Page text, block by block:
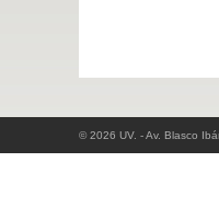
© 2026 UV. - Av. Blasco